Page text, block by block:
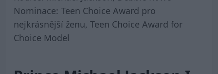
Nominace: Teen Choice Award pro
nejkrásnější ženu, Teen Choice Award for
Choice Model